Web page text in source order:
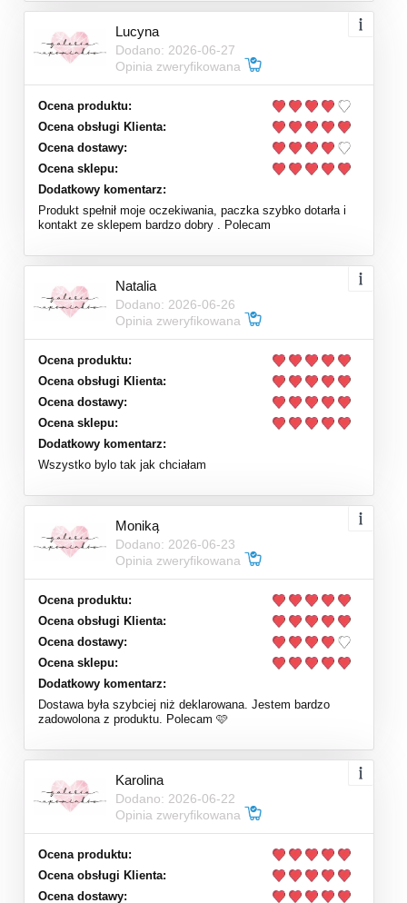
Lucyna
Dodano: 2026-06-27
Opinia zweryfikowana
Ocena produktu:
Ocena obsługi Klienta:
Ocena dostawy:
Ocena sklepu:
Dodatkowy komentarz:
Produkt spełnił moje oczekiwania, paczka szybko dotarła i
kontakt ze sklepem bardzo dobry . Polecam
Natalia
Dodano: 2026-06-26
Opinia zweryfikowana
Ocena produktu:
Ocena obsługi Klienta:
Ocena dostawy:
Ocena sklepu:
Dodatkowy komentarz:
Wszystko bylo tak jak chciałam
Moniką
Dodano: 2026-06-23
Opinia zweryfikowana
Ocena produktu:
Ocena obsługi Klienta:
Ocena dostawy:
Ocena sklepu:
Dodatkowy komentarz:
Dostawa była szybciej niż deklarowana. Jestem bardzo
zadowolona z produktu. Polecam 🩷
Karolina
Dodano: 2026-06-22
Opinia zweryfikowana
Ocena produktu:
Ocena obsługi Klienta:
Ocena dostawy: